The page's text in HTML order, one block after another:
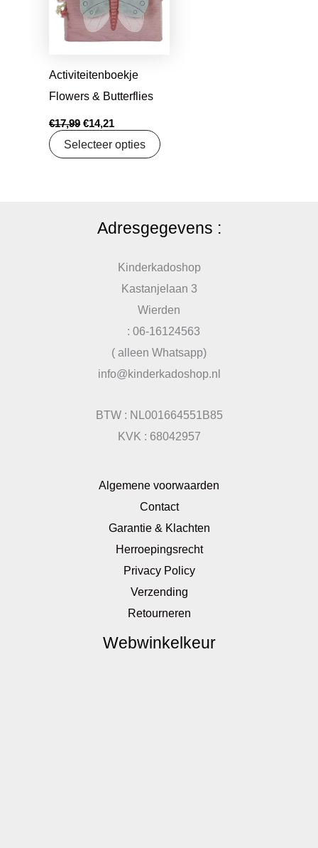
Activiteitenboekje
Flowers & Butterflies
€17,99 €14,21
Selecteer opties
Adresgegevens :
Kinderkadoshop
Kastanjelaan 3
Wierden
: 06-16124563
( alleen Whatsapp)
info@kinderkadoshop.nl
BTW : NL001664551B85
KVK : 68042957
Algemene voorwaarden
Contact
Garantie & Klachten
Herroepingsrecht
Privacy Policy
Verzending
Retourneren
Webwinkelkeur